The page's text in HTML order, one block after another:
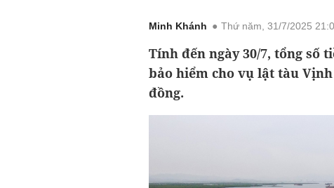
Minh Khánh Thứ năm, 31/7/2025
Tính đến ngày 30/7, tổng
bảo hiểm cho vụ lật tàu
đồng.